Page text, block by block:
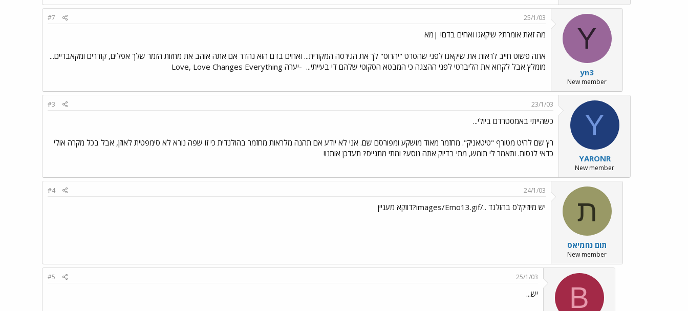
Y
yn3
New member
25/1/03
#7
מה זאת אומרת? שיקאגו ואחים בדם! |מא
אתה פשוט חייב לראות את שיקאגו לפני שהסרט "יהרוס" לך את הגירסה המקורית... ואחים בדם הוא נהדר אם אתה אוהב את מחזות הזמר שלך אפלים, קודרים ומקאבריים...
מומלץ אבל לקרוא את הליברטי לפני ההצגה כי המבטא הסקוטי שלהם די בעייתי... -יערה Love, Love Changes Everything
Y
YARONֹR
New member
23/1/03
#3
כשהייתי באמסטרדם ביולי...
רץ שם להיט מטורף "טיטאניק". מחזמר מאוד מושקע ומפורסם שם. אני לא יודע אם תהנה מלראות מחזמר בהולנדית כי זו שפה נורא לא סימפטית לאוזן, אבל בכל מקרה אולי
כדאי לנסות. ותאמר לי תומש, מתי בדיוק אתה נוסע? ומתי מתגייס? תעדכן אותנו!
ת
תום נחמיאס
New member
24/1/03
#4
יש מיוזיקלס בהולנד ../images/Emo13.gif?דווקא מעניין
B
25/1/03
#5
יש...